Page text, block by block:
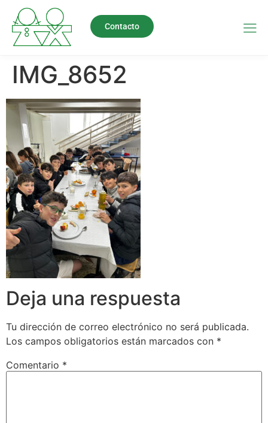
Contacto
IMG_8652
Deja una respuesta
Tu dirección de correo electrónico no será publicada.
Los campos obligatorios están marcados con *
Comentario *